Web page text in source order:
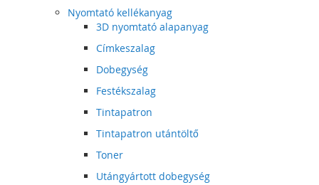
Nyomtató kellékanyag
3D nyomtató alapanyag
Címkeszalag
Dobegység
Festékszalag
Tintapatron
Tintapatron utántöltő
Toner
Utángyártott dobegység